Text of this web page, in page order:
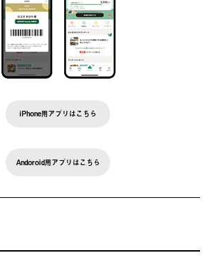
iPhone用アプリはこちら
Andoroid用アプリはこちら